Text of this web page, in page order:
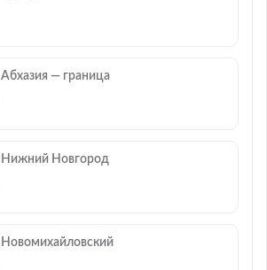
Абхазия — граница
Нижний Новгород
Новомихайловский